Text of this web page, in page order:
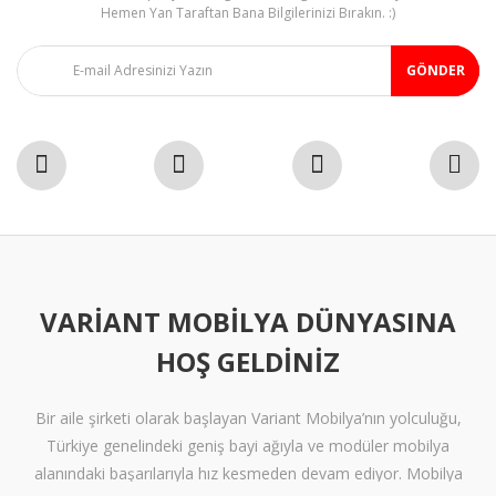
Hemen Yan Taraftan Bana Bilgilerinizi Bırakın. :)
GÖNDER
VARIANT MOBILYA DÜNYASINA
HOŞ GELDINIZ
Bir aile şirketi olarak başlayan Variant Mobilya’nın yolculuğu,
Türkiye genelindeki geniş bayi ağıyla ve modüler mobilya
alanındaki başarılarıyla hız kesmeden devam ediyor. Mobilya